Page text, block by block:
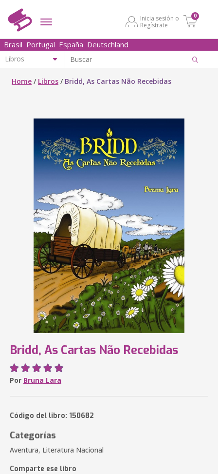
Inicia sesión o
Regístrate
0
Brasil Portugal España Deutschland
Home / Libros / Bridd, As Cartas Não Recebidas
Bridd, As Cartas Não Recebidas
Por Bruna Lara
Código del libro: 150682
Categorías
Aventura, Literatura Nacional
Comparte ese libro